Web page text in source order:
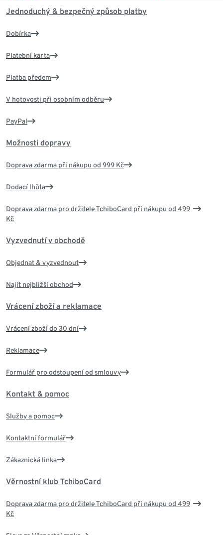
Jednoduchý & bezpečný způsob platby
Dobírka
Platební karta
Platba předem
V hotovosti při osobním odběru
PayPal
Možnosti dopravy
Doprava zdarma při nákupu od 999 Kč
Dodací lhůta
Doprava zdarma pro držitele TchiboCard při nákupu od 499
Kč
Vyzvednutí v obchodě
Objednat & vyzvednout
Najít nejbližší obchod
Vrácení zboží a reklamace
Vrácení zboží do 30 dní
Reklamace
Formulář pro odstoupení od smlouvy
Kontakt & pomoc
Služby a pomoc
Kontaktní formulář
Zákaznická linka
Věrnostní klub TchiboCard
Doprava zdarma pro držitele TchiboCard při nákupu od 499
Kč